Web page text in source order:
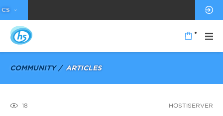
CS
COMMUNITY ARTICLES
18 HOSTISERVER